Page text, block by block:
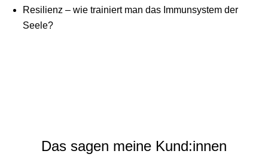
Resilienz – wie trainiert man das Immunsystem der
Seele?
Das sagen meine Kund:innen